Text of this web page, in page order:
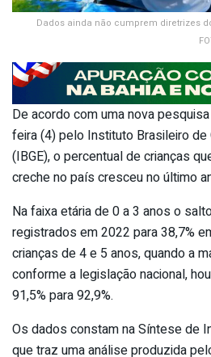
Dados ainda não cumprem diretrizes
De acordo com uma nova
feira (4) pelo Instituto Brasileiro
(IBGE), o percentual de crianças
creche no país cresceu no último
Na faixa etária de 0 a 3 anos o
registrados em 2022 para 38,7%
crianças de 4 e 5 anos, quando a
conforme a legislação nacional,
91,5% para 92,9%.
Os dados constam na Síntese de
que traz uma análise produzida